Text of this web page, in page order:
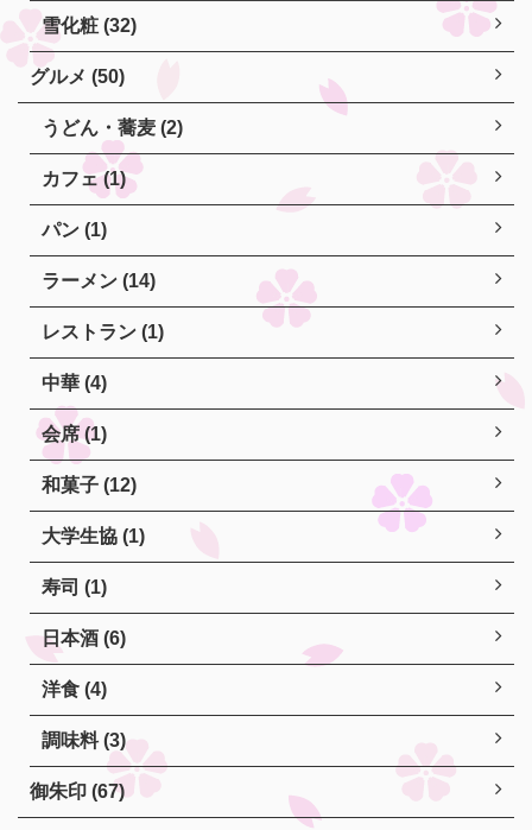
雪化粧 (32)
グルメ (50)
うどん・蕎麦 (2)
カフェ (1)
パン (1)
ラーメン (14)
レストラン (1)
中華 (4)
会席 (1)
和菓子 (12)
大学生協 (1)
寿司 (1)
日本酒 (6)
洋食 (4)
調味料 (3)
御朱印 (67)